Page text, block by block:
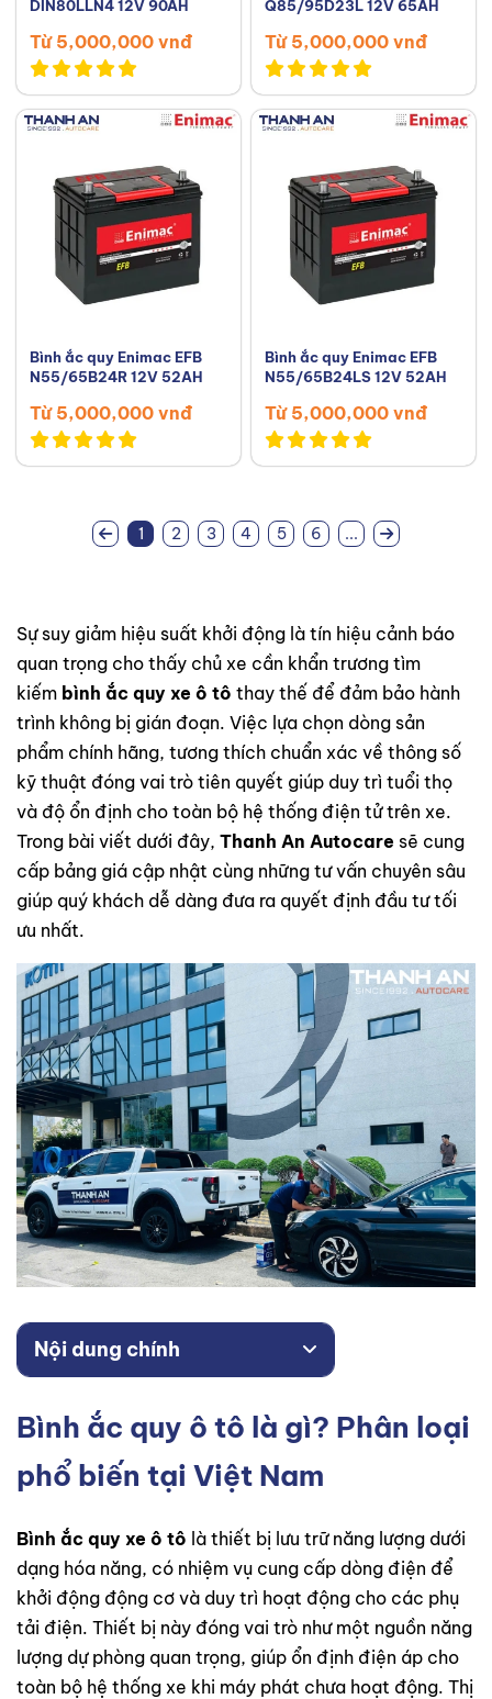
DIN80LLN4 12V 90AH
Từ 5,000,000 vnđ
Q85/95D23L 12V 65AH
Từ 5,000,000 vnđ
Bình ắc quy Enimac EFB
N55/65B24R 12V 52AH
Từ 5,000,000 vnđ
Bình ắc quy Enimac EFB
N55/65B24LS 12V 52AH
Từ 5,000,000 vnđ
1 2 3 4 5 6 ...
Sự suy giảm hiệu suất khởi động là tín hiệu cảnh báo
quan trọng cho thấy chủ xe cần khẩn trương tìm
kiếm bình ắc quy xe ô tô thay thế để đảm bảo hành
trình không bị gián đoạn. Việc lựa chọn dòng sản
phẩm chính hãng, tương thích chuẩn xác về thông số
kỹ thuật đóng vai trò tiên quyết giúp duy trì tuổi thọ
và độ ổn định cho toàn bộ hệ thống điện tử trên xe.
Trong bài viết dưới đây, Thanh An Autocare sẽ cung
cấp bảng giá cập nhật cùng những tư vấn chuyên sâu
giúp quý khách dễ dàng đưa ra quyết định đầu tư tối
ưu nhất.
Nội dung chính
Bình ắc quy ô tô là gì? Phân loại
phổ biến tại Việt Nam
Bình ắc quy xe ô tô là thiết bị lưu trữ năng lượng dưới
dạng hóa năng, có nhiệm vụ cung cấp dòng điện để
khởi động động cơ và duy trì hoạt động cho các phụ
tải điện. Thiết bị này đóng vai trò như một nguồn năng
lượng dự phòng quan trọng, giúp ổn định điện áp cho
toàn bộ hệ thống xe khi máy phát chưa hoạt động. Thị